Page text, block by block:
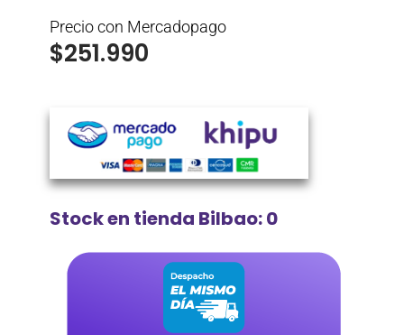
Precio con Mercadopago
$251.990
Stock en tienda Bilbao: 0